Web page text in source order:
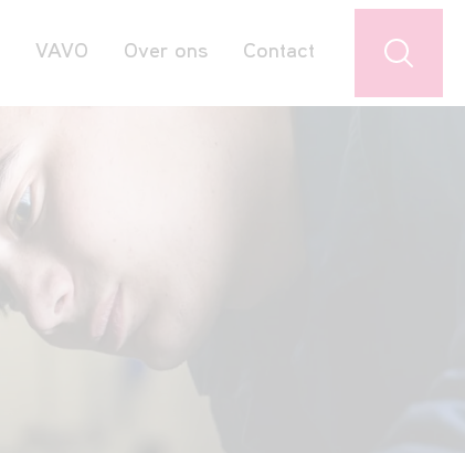
VAVO Over ons Contact